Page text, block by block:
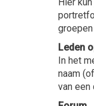
Leden
In het
naam
van